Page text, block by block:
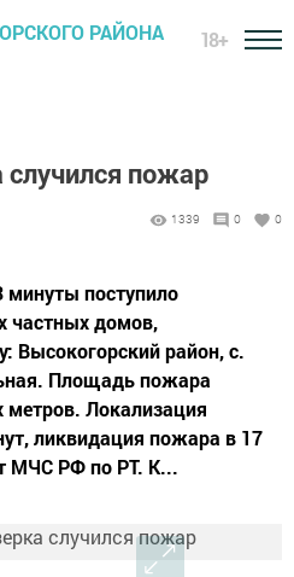
РАЙОНА 18+
пожар
1339 0 0
минуты поступило
частных домов,
Высокогорский район, с.
Площадь пожара
метров. Локализация
ликвидация пожара в 17
МЧС РФ по РТ. К...